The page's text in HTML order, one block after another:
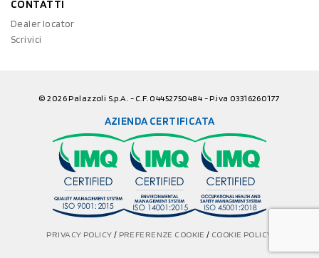
CONTATTI
Dealer locator
Scrivici
© 2026 Palazzoli S.p.A. - C.F. 04452750484 - P.iva 03316260177
AZIENDA CERTIFICATA
PRIVACY POLICY / PREFERENZE COOKIE / COOKIE POLICY